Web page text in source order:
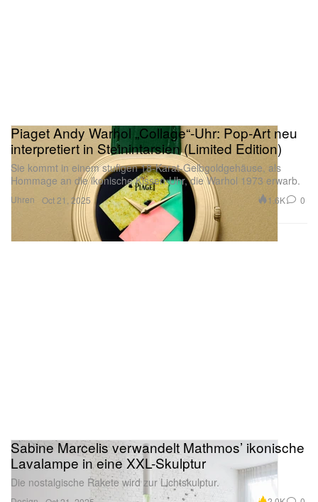
Uhren
Piaget Andy Warhol „Collage“-Uhr: Pop-Art neu
interpretiert in Steinintarsien (Limited Edition)
Sie kommt in einem stufigen 18-Karat-Gelbgoldgehäuse, als
Hommage an die ikonische Kissen-Uhr, die Warhol 1973 erwarb.
Oct 21, 2025 1.6K 0
Sabine Marcelis verwandelt Mathmos’ ikonische
Lavalampe in eine XXL-Skulptur
Die nostalgische Rakete wird zur Lichtskulptur.